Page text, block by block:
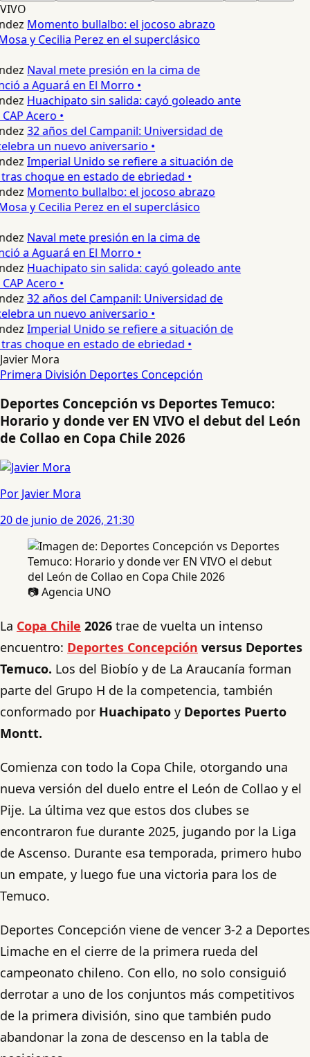
VIVO
Momento bullalbo: el jocoso abrazo
y Cecilia Perez en el superclásico
Naval mete presión en la cima de
a Aguará en El Morro •
Huachipato sin salida: cayó goleado ante
Acero •
32 años del Campanil: Universidad de
un nuevo aniversario •
Imperial Unido se refiere a situación de
choque en estado de ebriedad •
Momento bullalbo: el jocoso abrazo
y Cecilia Perez en el superclásico
Naval mete presión en la cima de
a Aguará en El Morro •
Huachipato sin salida: cayó goleado ante
Acero •
32 años del Campanil: Universidad de
un nuevo aniversario •
Imperial Unido se refiere a situación de
choque en estado de ebriedad •
Javier Mora
Primera División Deportes Concepción
Deportes Concepción vs Deportes Temuco:
Horario y donde ver EN VIVO el debut del León
de Collao en Copa Chile 2026
Por Javier Mora
20 de junio de 2026, 21:30
📷 Agencia UNO
La Copa Chile 2026 trae de vuelta un intenso
encuentro: Deportes Concepción versus Deportes
Temuco. Los del Biobío y de La Araucanía forman
parte del Grupo H de la competencia, también
conformado por Huachipato y Deportes Puerto
Montt.
Comienza con todo la Copa Chile, otorgando una
nueva versión del duelo entre el León de Collao y el
Pije. La última vez que estos dos clubes se
encontraron fue durante 2025, jugando por la Liga
de Ascenso. Durante esa temporada, primero hubo
un empate, y luego fue una victoria para los de
Temuco.
Deportes Concepción viene de vencer 3-2 a Deportes
Limache en el cierre de la primera rueda del
campeonato chileno. Con ello, no solo consiguió
derrotar a uno de los conjuntos más competitivos
de la primera división, sino que también pudo
abandonar la zona de descenso en la tabla de